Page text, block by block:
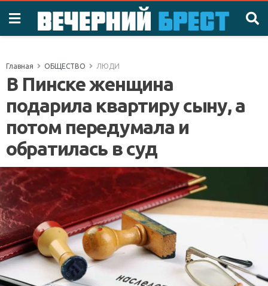
Главная ОБЩЕСТВО ЛЮДИ
В Пинске женщина
подарила квартиру сыну, а
потом передумала и
обратилась в суд